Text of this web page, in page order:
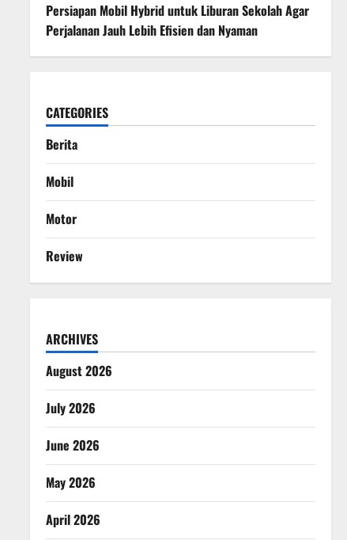
Persiapan Mobil Hybrid untuk Liburan Sekolah Agar
Perjalanan Jauh Lebih Efisien dan Nyaman
CATEGORIES
Berita
Mobil
Motor
Review
ARCHIVES
August 2026
July 2026
June 2026
May 2026
April 2026